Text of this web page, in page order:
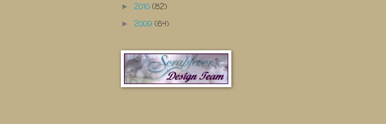
► 2010 (82)
► 2009 (64)